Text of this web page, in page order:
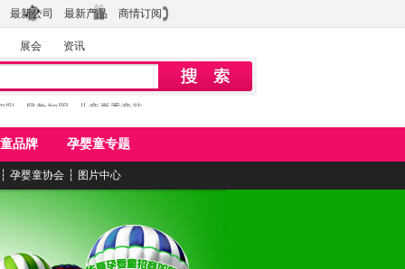
最新公司 最新产品 商情订阅
展会 资讯
乳 早教加盟 儿童夏季童装
品牌 孕婴童专题
┆ 孕婴童协会 ┆ 图片中心